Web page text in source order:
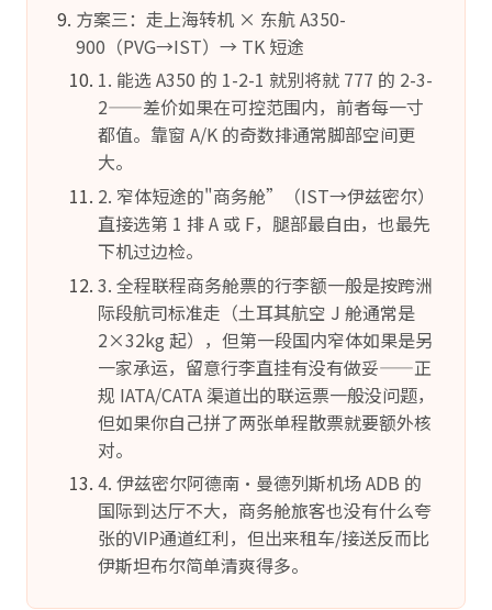
方案三：走上海转机 × 东航 A350-
900（PVG→IST）→ TK 短途
1. 能选 A350 的 1-2-1 就别将就 777 的 2-3-
2——差价如果在可控范围内，前者每一寸
都值。靠窗 A/K 的奇数排通常脚部空间更
大。
2. 窄体短途的"商务舱”（IST→伊兹密尔）
直接选第 1 排 A 或 F，腿部最自由，也最先
下机过边检。
3. 全程联程商务舱票的行李额一般是按跨洲
际段航司标准走（土耳其航空 J 舱通常是
2×32kg 起），但第一段国内窄体如果是另
一家承运，留意行李直挂有没有做妥——正
规 IATA/CATA 渠道出的联运票一般没问题，
但如果你自己拼了两张单程散票就要额外核
对。
4. 伊兹密尔阿德南·曼德列斯机场 ADB 的
国际到达厅不大，商务舱旅客也没有什么夸
张的VIP通道红利，但出来租车/接送反而比
伊斯坦布尔简单清爽得多。